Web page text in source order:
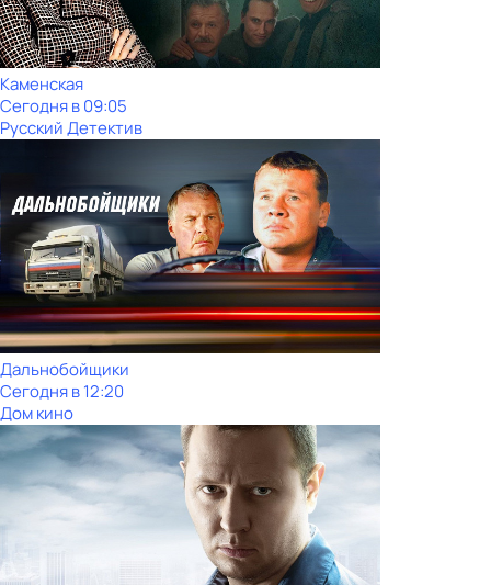
Каменская
Сегодня в 09:05
Русский Детектив
Дальнобойщики
Сегодня в 12:20
Дом кино